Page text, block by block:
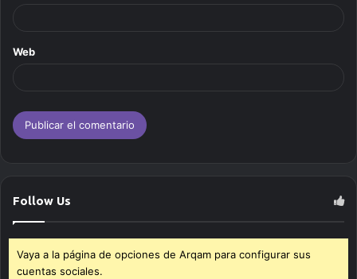
Web
Follow Us
Vaya a la página de opciones de Arqam para configurar sus
cuentas sociales.